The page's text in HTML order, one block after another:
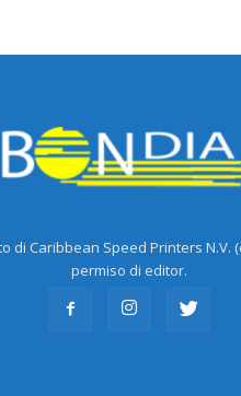
di Caribbean Speed Printers
permiso di editor.